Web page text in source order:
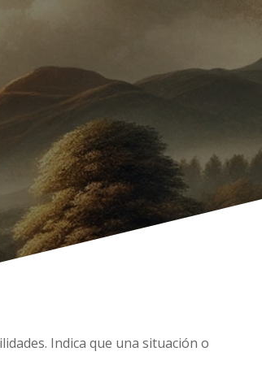
Indica que una situación o